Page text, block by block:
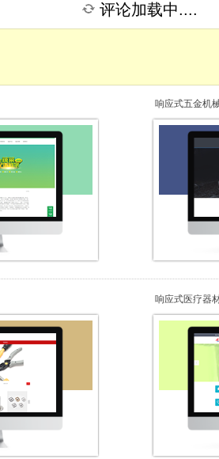
评论加载中....
响应式五金机
响应式医疗器